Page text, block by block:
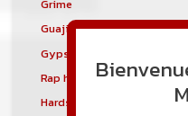
Grime
Guajira
Gypsy punk
Rap hardcore
Hardstep